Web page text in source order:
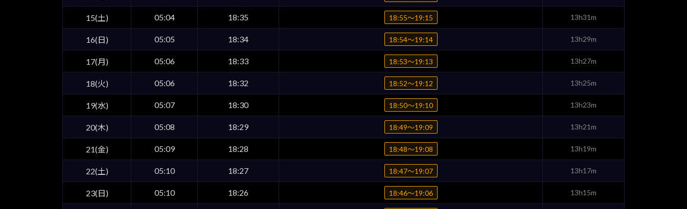
15(土) 05:04 18:35 18:55〜19:15 13h31m
16(日) 05:05 18:34 18:54〜19:14 13h29m
17(月) 05:06 18:33 18:53〜19:13 13h27m
18(火) 05:06 18:32 18:52〜19:12 13h25m
19(水) 05:07 18:30 18:50〜19:10 13h23m
20(木) 05:08 18:29 18:49〜19:09 13h21m
21(金) 05:09 18:28 18:48〜19:08 13h19m
22(土) 05:10 18:27 18:47〜19:07 13h17m
23(日) 05:10 18:26 18:46〜19:06 13h15m